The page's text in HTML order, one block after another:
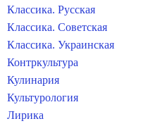
Классика. Русская
Классика. Советская
Классика. Украинская
Контркультура
Кулинария
Культурология
Лирика